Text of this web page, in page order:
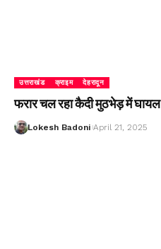
उत्तराखंड क्राइम देहरादून
फरार चल रहा कैदी मुठभेड़ में घायल
Lokesh Badoni April 21, 2025